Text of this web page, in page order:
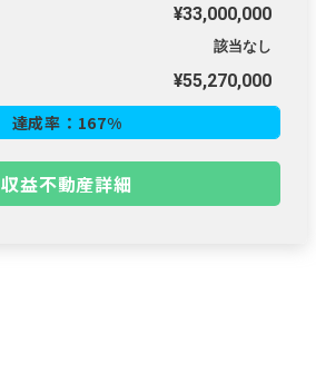
¥33,000,000
該当なし
¥55,270,000
達成率： 167%
収益不動産詳細